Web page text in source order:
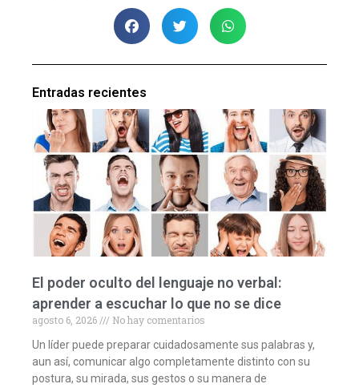
Entradas recientes
El poder oculto del lenguaje no verbal:
aprender a escuchar lo que no se dice
agosto 6, 2026
No hay comentarios
Un líder puede preparar cuidadosamente sus palabras y,
aun así, comunicar algo completamente distinto con su
postura, su mirada, sus gestos o su manera de